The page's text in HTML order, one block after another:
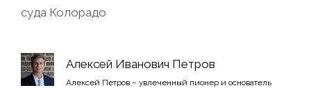
суда Колорадо
Алексей Иванович Петров
Алексей Петров – увлеченный пионер и основатель